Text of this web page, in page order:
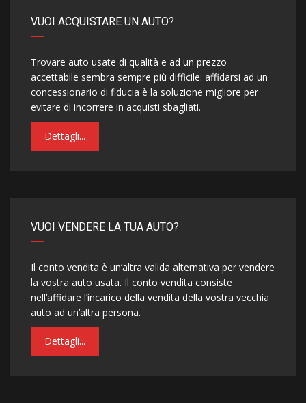
VUOI ACQUISTARE UN AUTO?
Trovare auto usate di qualità e ad un prezzo
accettabile sembra sempre più difficile: affidarsi ad un
concessionario di fiducia è la soluzione migliore per
evitare di incorrere in acquisti sbagliati.
Dettagli...
VUOI VENDERE LA TUA AUTO?
Il conto vendita è un’altra valida alternativa per vendere
la vostra auto usata. Il conto vendita consiste
nell’affidare l’incarico della vendita della vostra vecchia
auto ad un’altra persona.
Dettagli...